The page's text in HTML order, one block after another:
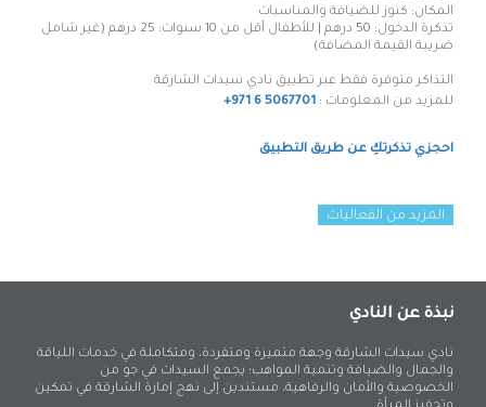
المكان: كنوز للضيافة والمناسبات
تذكرة الدخول: 50 درهم | للأطفال أقل من 10 سنوات: 25 درهم (غير شامل
ضريبة القيمة المضافة)
التذاكر متوفرة فقط عبر تطبيق نادي سيدات الشارقة
للمزيد من المعلومات : +971 6 5067701
احجزي تذكرتكِ عن طريق التطبيق
المزيد من الفعاليات
نبذة عن النادي
نادي سيدات الشارقة وجهة متميزة ومتفردة، ومتكاملة في خدمات اللياقة
والجمال والضيافة وتنمية المواهب؛ يجمع السيدات في جو من
الخصوصية والأمان والرفاهية، مستندين إلى نهج إمارة الشارقة في تمكين